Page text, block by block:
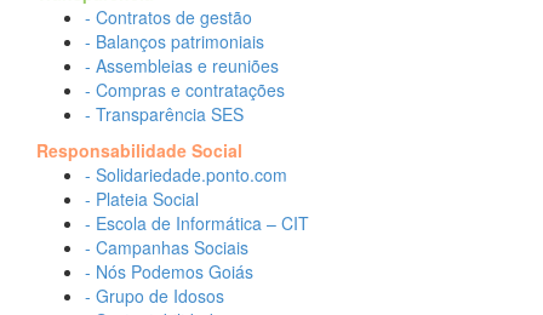
- Contratos de gestão
- Balanços patrimoniais
- Assembleias e reuniões
- Compras e contratações
- Transparência SES
Responsabilidade Social
- Solidariedade.ponto.com
- Plateia Social
- Escola de Informática – CIT
- Campanhas Sociais
- Nós Podemos Goiás
- Grupo de Idosos